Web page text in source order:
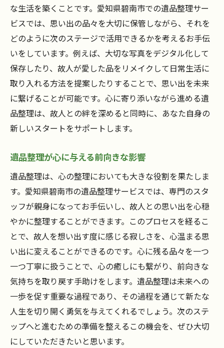
な生活を築くことです。愛知県碧南市での遺品整理サー
ビスでは、思い出の品々を大切に保管しながら、それを
どのように次のステージで活用できるかを考えるお手伝
いをしています。例えば、大切な写真をデジタル化して
保存したり、故人が愛した品をリメイクして日常生活に
取り入れる方法を提案したりすることで、思い出を未来
に繋げることが可能です。心に寄り添いながら進める遺
品整理は、故人との絆を深めると同時に、あなた自身の
新しいスタートをサポートします。
遺品整理が心に与える前向きな影響
遺品整理は、心の整理においても大きな役割を果たしま
す。愛知県碧南市の遺品整理サービスでは、専門のスタ
ッフが親身になってお手伝いし、故人との思い出を心穏
やかに整理することができます。このプロセスを経るこ
とで、故人を想い出す度に感じる寂しさを、心温まる思
い出に変えることができるのです。心に残る品々を一つ
一つ丁寧に扱うことで、心の癒しにも繋がり、前向きな
気持ちを取り戻す手助けをします。遺品整理は未来への
一歩を促す重要な過程であり、その過程を通じて新たな
人生を切り開く勇気を与えてくれるでしょう。次のステ
ップへと進むための準備を整えるこの機会を、ぜひ大切
にしていただきたいと思います。